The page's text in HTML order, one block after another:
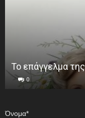
Το επάγγελμα
0
Όνομα*